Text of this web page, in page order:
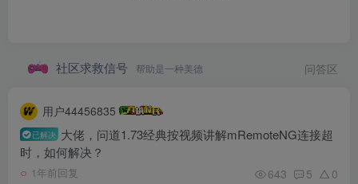
社区求救信号 帮助是一种美德 问答区
用户44456835
已解决 大佬，问道1.73经典按视频讲解mRemoteNG连接超
时，如何解决？
1年前回复 643 5 0